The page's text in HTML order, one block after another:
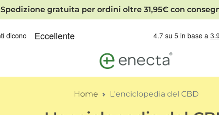
Spedizione gratuita per ordini oltre 31,95€ con
Home L'enciclopedia del CBD